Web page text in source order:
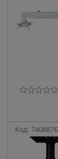
Код: 7408876